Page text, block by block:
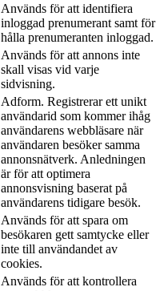
Används för att identifiera
inloggad prenumerant samt för
hålla prenumeranten inloggad.
Används för att annons inte
skall visas vid varje
sidvisning.
Adform. Registrerar ett unikt
användarid som kommer ihåg
användarens webbläsare när
användaren besöker samma
annonsnätverk. Anledningen
är för att optimera
annonsvisning baserat på
användarens tidigare besök.
Används för att spara om
besökaren gett samtycke eller
inte till användandet av
cookies.
Används för att kontrollera